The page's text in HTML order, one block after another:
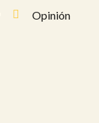
Opinión